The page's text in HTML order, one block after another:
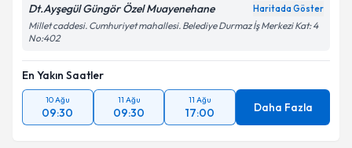
kapsamda işlenmesini kabul ediyorum.
Takvim Talebini Gönder
Dt.Ayşegül Güngör Özel Muayenehane Haritada Göster
Millet caddesi. Cumhuriyet mahallesi. Belediye Durmaz İş Merkezi Kat: 4
No:402
En Yakın Saatler
10 Ağu
09:30
11 Ağu
09:30
11 Ağu
17:00 Daha Fazla